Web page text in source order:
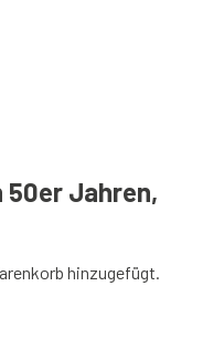
50er Jahren,
hinzugefügt.